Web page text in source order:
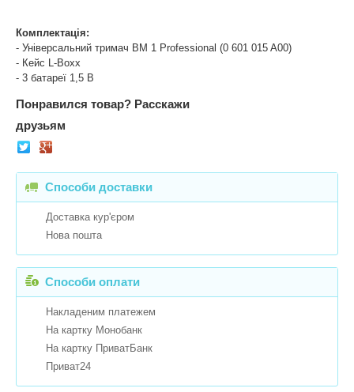
Комплектація:
- Універсальний тримач BM 1 Professional (0 601 015 A00)
- Кейс L-Boxx
- 3 батареї 1,5 В
Понравился товар? Расскажи
друзьям
Способи доставки
Доставка кур'єром
Нова пошта
Способи оплати
Накладеним платежем
На картку Монобанк
На картку ПриватБанк
Приват24